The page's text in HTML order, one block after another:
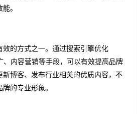
。
的方式之一。通过搜索引擎优化
、内容营销等手段，可以有效提高品牌
博客、发布行业相关的优质内容，不
的专业形象。